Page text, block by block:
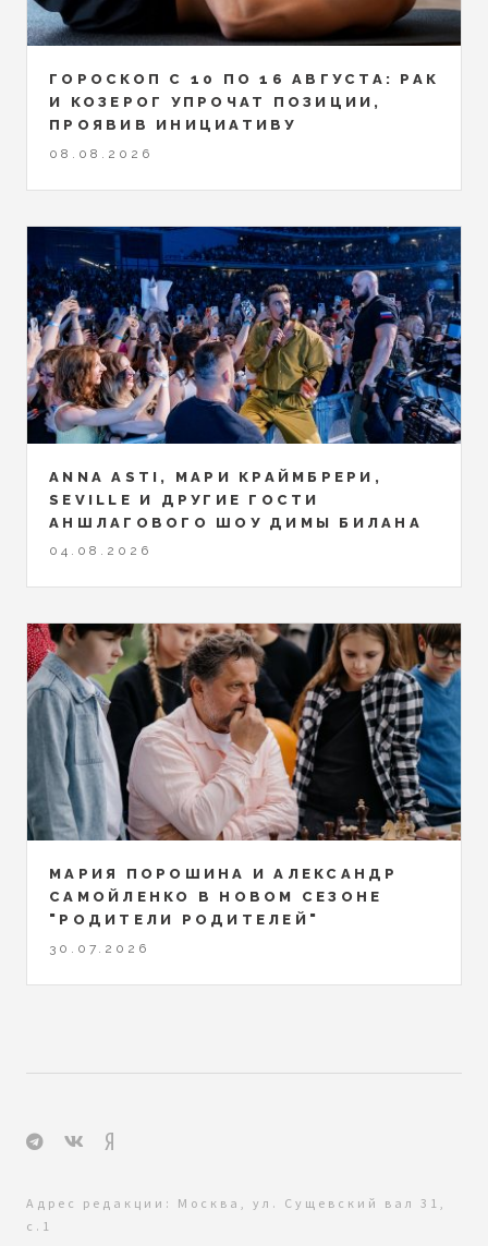
ГОРОСКОП С 10 ПО 16 АВГУСТА: РАК
И КОЗЕРОГ УПРОЧАТ ПОЗИЦИИ,
ПРОЯВИВ ИНИЦИАТИВУ
08.08.2026
ANNA ASTI, МАРИ КРАЙМБРЕРИ,
SEVILLE И ДРУГИЕ ГОСТИ
АНШЛАГОВОГО ШОУ ДИМЫ БИЛАНА
04.08.2026
МАРИЯ ПОРОШИНА И АЛЕКСАНДР
САМОЙЛЕНКО В НОВОМ СЕЗОНЕ
"РОДИТЕЛИ РОДИТЕЛЕЙ"
30.07.2026
Адрес редакции: Москва, ул. Сущевский вал 31,
с.1